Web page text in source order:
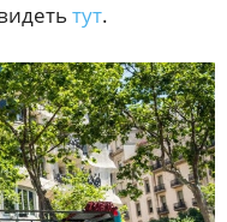
тут.